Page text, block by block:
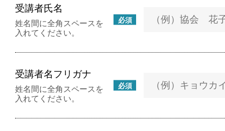
受講者氏名
必須
姓名間に全角スペースを
入れてください。
受講者名フリガナ
必須
姓名間に全角スペースを
入れてください。